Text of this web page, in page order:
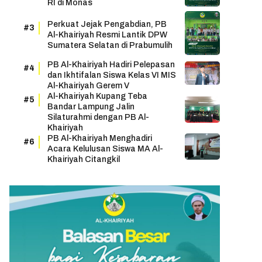
RI di Monas
Perkuat Jejak Pengabdian, PB
Al-Khairiyah Resmi Lantik DPW
Sumatera Selatan di Prabumulih
PB Al-Khairiyah Hadiri Pelepasan
dan Ikhtifalan Siswa Kelas VI MIS
Al-Khairiyah Gerem V
Al-Khairiyah Kupang Teba
Bandar Lampung Jalin
Silaturahmi dengan PB Al-
Khairiyah
PB Al-Khairiyah Menghadiri
Acara Kelulusan Siswa MA Al-
Khairiyah Citangkil